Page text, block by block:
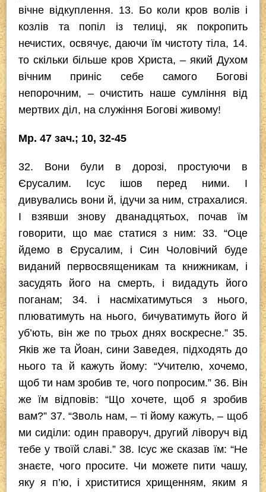
вічне відкуплення. 13. Бо коли кров волів і
козлів та попіл із телиці, як покропить
нечистих, освячує, даючи їм чистоту тіла, 14.
то скільки більше кров Христа, – який Духом
вічним приніс себе самого Богові
непорочним, – очистить наше сумління від
мертвих діл, на служіння Богові живому!
Мр. 47 зач.; 10, 32-45
32. Вони були в дорозі, простуючи в
Єрусалим. Ісус ішов перед ними. І
дивувались вони й, ідучи за ним, страхалися.
І взявши знову дванадцятьох, почав їм
говорити, що має статися з ним: 33. “Оце
йдемо в Єрусалим, і Син Чоловічий буде
виданий первосвященикам та книжникам, і
засудять його на смерть, і видадуть його
поганам; 34. і насміхатимуться з нього,
плюватимуть на нього, бичуватимуть його й
уб’ють, він же по трьох днях воскресне.” 35.
Яків же та Йоан, сини Заведея, підходять до
нього та й кажуть йому: “Учителю, хочемо,
щоб ти нам зробив те, чого попросим.” 36. Він
же їм відповів: “Що хочете, щоб я зробив
вам?” 37. “Зволь нам, – ті йому кажуть, – щоб
ми сиділи: один праворуч, другий ліворуч від
тебе у твоїй славі.” 38. Ісус же сказав їм: “Не
знаєте, чого просите. Чи можете пити чашу,
яку я п’ю, і христитися хрищенням, яким я